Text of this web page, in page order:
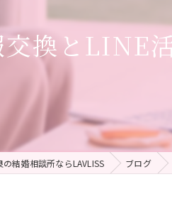
換とLINE
の結婚相談所ならLAVLISS ブログ